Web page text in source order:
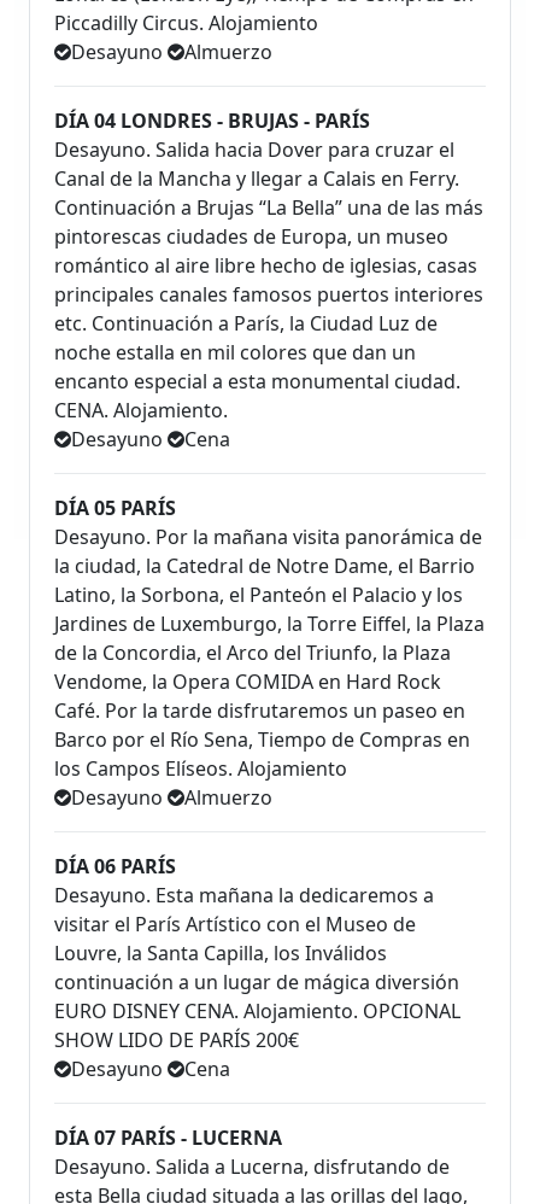
Piccadilly Circus. Alojamiento
Desayuno
Almuerzo
DÍA 04 LONDRES - BRUJAS - PARÍS
Desayuno. Salida hacia Dover para cruzar el
Canal de la Mancha y llegar a Calais en Ferry.
Continuación a Brujas “La Bella” una de las más
pintorescas ciudades de Europa, un museo
romántico al aire libre hecho de iglesias, casas
principales canales famosos puertos interiores
etc. Continuación a París, la Ciudad Luz de
noche estalla en mil colores que dan un
encanto especial a esta monumental ciudad.
CENA. Alojamiento.
Desayuno
Cena
DÍA 05 PARÍS
Desayuno. Por la mañana visita panorámica de
la ciudad, la Catedral de Notre Dame, el Barrio
Latino, la Sorbona, el Panteón el Palacio y los
Jardines de Luxemburgo, la Torre Eiffel, la Plaza
de la Concordia, el Arco del Triunfo, la Plaza
Vendome, la Opera COMIDA en Hard Rock
Café. Por la tarde disfrutaremos un paseo en
Barco por el Río Sena, Tiempo de Compras en
los Campos Elíseos. Alojamiento
Desayuno
Almuerzo
DÍA 06 PARÍS
Desayuno. Esta mañana la dedicaremos a
visitar el París Artístico con el Museo de
Louvre, la Santa Capilla, los Inválidos
continuación a un lugar de mágica diversión
EURO DISNEY CENA. Alojamiento. OPCIONAL
SHOW LIDO DE PARÍS 200€
Desayuno
Cena
DÍA 07 PARÍS - LUCERNA
Desayuno. Salida a Lucerna, disfrutando de
esta Bella ciudad situada a las orillas del lago,